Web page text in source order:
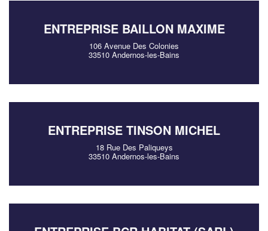
ENTREPRISE BAILLON MAXIME
106 Avenue Des Colonies
33510 Andernos-les-Bains
ENTREPRISE TINSON MICHEL
18 Rue Des Paliqueys
33510 Andernos-les-Bains